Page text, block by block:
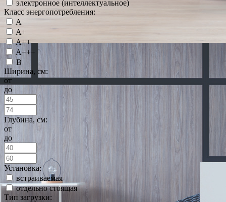
электронное (интеллектуальное)
Класс энергопотребления:
A
A+
A++
A+++
B
Ширина, см:
от
до
Глубина, см:
от
до
Установка:
встраиваемая
отдельно стоящая
Тип загрузки: